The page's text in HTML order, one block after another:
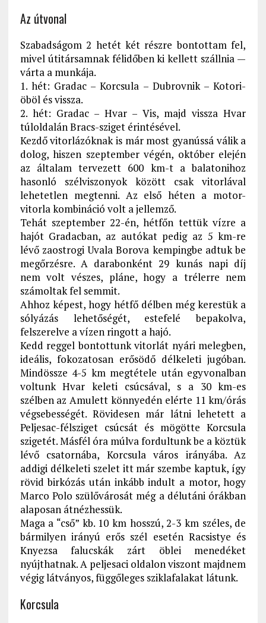
Az útvonal
Szabadságom 2 hetét két részre bontottam fel,
mivel útitársamnak félidőben ki kellett szállnia —
várta a munkája.
1. hét: Gradac – Korcsula – Dubrovnik – Kotori-
öböl és vissza.
2. hét: Gradac – Hvar – Vis, majd vissza Hvar
túloldalán Bracs-sziget érintésével.
Kezdő vitorlázóknak is már most gyanússá válik a
dolog, hiszen szeptember végén, október elején
az általam tervezett 600 km-t a balatonihoz
hasonló szélviszonyok között csak vitorlával
lehetetlen megtenni. Az első héten a motor-
vitorla kombináció volt a jellemző.
Tehát szeptember 22-én, hétfőn tettük vízre a
hajót Gradacban, az autókat pedig az 5 km-re
lévő zaostrogi Uvala Borova kempingbe adtuk be
megőrzésre. A darabonként 29 kunás napi díj
nem volt vészes, pláne, hogy a trélerre nem
számoltak fel semmit.
Ahhoz képest, hogy hétfő délben még kerestük a
sólyázás lehetőségét, estefelé bepakolva,
felszerelve a vízen ringott a hajó.
Kedd reggel bontottunk vitorlát nyári melegben,
ideális, fokozatosan erősödő délkeleti jugóban.
Mindössze 4-5 km megtétele után egyvonalban
voltunk Hvar keleti csúcsával, s a 30 km-es
szélben az Amulett könnyedén elérte 11 km/órás
végsebességét. Rövidesen már látni lehetett a
Peljesac-félsziget csúcsát és mögötte Korcsula
szigetét. Másfél óra múlva fordultunk be a köztük
lévő csatornába, Korcsula város irányába. Az
addigi délkeleti szelet itt már szembe kaptuk, így
rövid birkózás után inkább indult a motor, hogy
Marco Polo szülővárosát még a délutáni órákban
alaposan átnézhessük.
Maga a “cső” kb. 10 km hosszú, 2-3 km széles, de
bármilyen irányú erős szél esetén Racsistye és
Knyezsa falucskák zárt öblei menedéket
nyújthatnak. A peljesaci oldalon viszont majdnem
végig látványos, függőleges sziklafalakat látunk.
Korcsula